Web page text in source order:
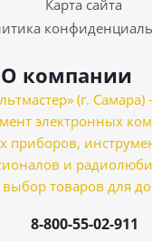
Карта сайта
О компании
(г.
электронных
приборов,
и
товаров для
8-800-55-02-911